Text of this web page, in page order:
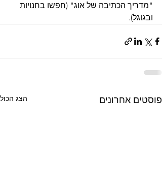
"מדריך הכתיבה של אוג" (חפשו בחנויות
ובגוגל).
פוסטים אחרונים הצג הכול